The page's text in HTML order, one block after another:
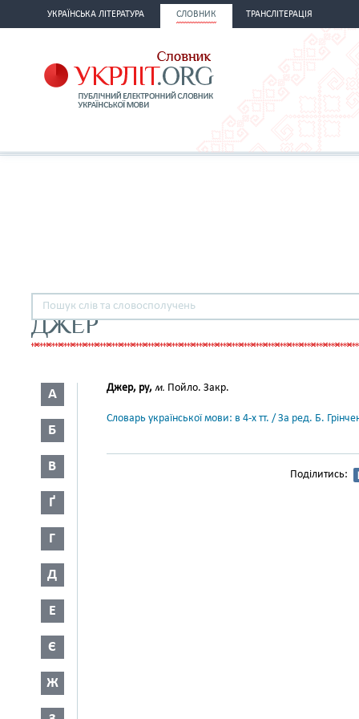
УКРАЇНСЬКА ЛІТЕРАТУРА СЛОВНИК ТРАНСЛІТЕРАЦІЯ
ДЖЕР
А
Б
В
Ґ
Г
Д
Е
Є
Ж
Джер, ру, м. Пойло. Закр.
Словарь української мови: в 4-х тт. / За ред. Б.
Поділитись: